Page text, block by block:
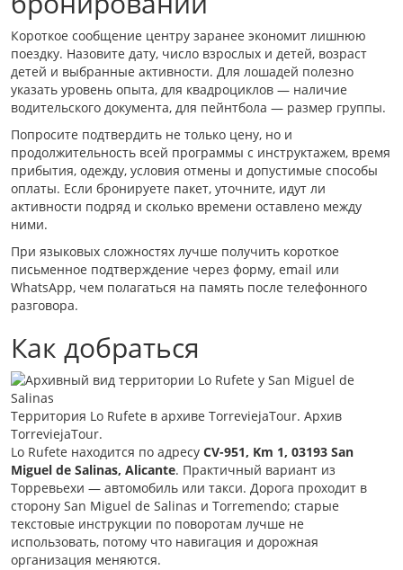
Короткое сообщение центру заранее экономит лишнюю
поездку. Назовите дату, число взрослых и детей, возраст
детей и выбранные активности. Для лошадей полезно
указать уровень опыта, для квадроциклов — наличие
водительского документа, для пейнтбола — размер группы.
Попросите подтвердить не только цену, но и
продолжительность всей программы с инструктажем, время
прибытия, одежду, условия отмены и допустимые способы
оплаты. Если бронируете пакет, уточните, идут ли
активности подряд и сколько времени оставлено между
ними.
При языковых сложностях лучше получить короткое
письменное подтверждение через форму, email или
WhatsApp, чем полагаться на память после телефонного
разговора.
Как добраться
Территория Lo Rufete в архиве TorreviejaTour. Архив
TorreviejaTour.
Lo Rufete находится по адресу CV-951, Km 1, 03193 San
Miguel de Salinas, Alicante. Практичный вариант из
Торревьехи — автомобиль или такси. Дорога проходит в
сторону San Miguel de Salinas и Torremendo; старые
текстовые инструкции по поворотам лучше не
использовать, потому что навигация и дорожная
организация меняются.